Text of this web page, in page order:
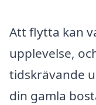
Att flytta kan
upplevelse,
tidskrävande
din gamla